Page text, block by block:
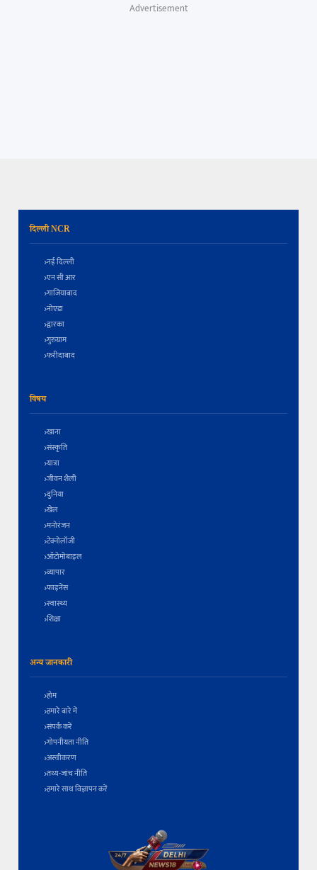
Advertisement
दिल्ली NCR
नई दिल्ली
एन सी आर
गाजियाबाद
नोएडा
द्वारका
गुरुग्राम
फरीदाबाद
विषय
खाना
संस्कृति
यात्रा
जीवन शैली
दुनिया
खेल
मनोरंजन
टेक्नोलॉजी
ऑटोमोबाइल
व्यापार
फाइनेंस
स्वास्थ्य
शिक्षा
अन्य जानकारी
होम
हमारे बारे में
संपर्क करें
गोपनीयता नीति
अस्वीकरण
तथ्य-जांच नीति
हमारे साथ विज्ञापन करें